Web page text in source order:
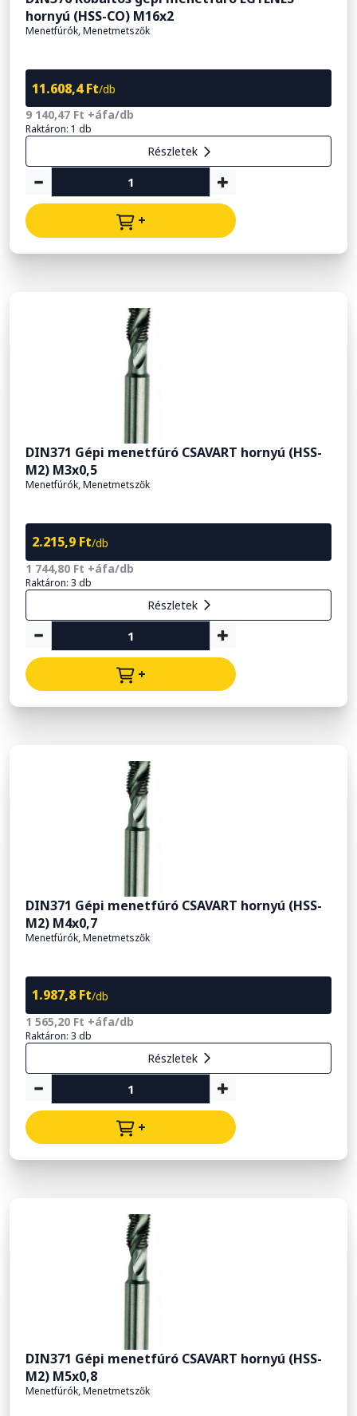
hornyú (HSS-CO) M16x2
Menetfúrók, Menetmetszők
11.608,4 Ft/db
9 140,47 Ft +áfa/db
Raktáron: 1 db
Részletek
+
DIN371 Gépi menetfúró CSAVART hornyú (HSS-
M2) M3x0,5
Menetfúrók, Menetmetszők
2.215,9 Ft/db
1 744,80 Ft +áfa/db
Raktáron: 3 db
Részletek
+
DIN371 Gépi menetfúró CSAVART hornyú (HSS-
M2) M4x0,7
Menetfúrók, Menetmetszők
1.987,8 Ft/db
1 565,20 Ft +áfa/db
Raktáron: 3 db
Részletek
+
DIN371 Gépi menetfúró CSAVART hornyú (HSS-
M2) M5x0,8
Menetfúrók, Menetmetszők